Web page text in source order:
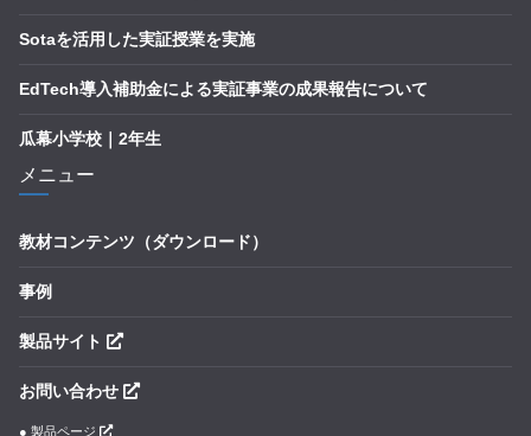
Sotaを活用した実証授業を実施
EdTech導入補助金による実証事業の成果報告について
瓜幕小学校｜2年生
メニュー
教材コンテンツ（ダウンロード）
事例
製品サイト
お問い合わせ
● 製品ページ